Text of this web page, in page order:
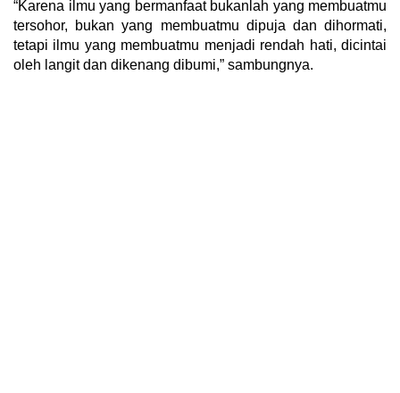
“Karena ilmu yang bermanfaat bukanlah yang membuatmu
tersohor, bukan yang membuatmu dipuja dan dihormati,
tetapi ilmu yang membuatmu menjadi rendah hati, dicintai
oleh langit dan dikenang dibumi,” sambungnya.